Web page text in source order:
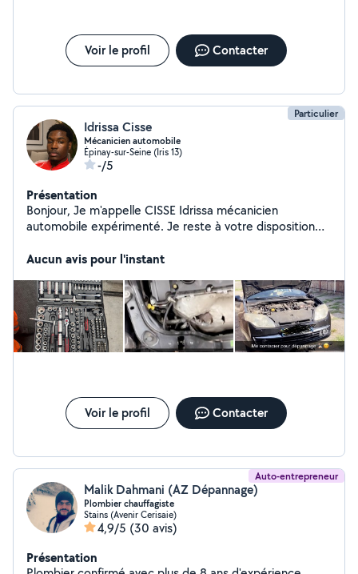
Voir le profil Contacter
Particulier
Idrissa Cisse
Mécanicien automobile
Épinay-sur-Seine (Iris 13)
-/5
Présentation
Bonjour, Je m'appelle CISSE Idrissa mécanicien
automobile expérimenté. Je reste à votre disposition
contacter
Aucun avis pour l'instant
Voir le profil Contacter
Auto-entrepreneur
Malik Dahmani (AZ Dépannage)
Plombier chauffagiste
Stains (Avenir Cerisaie)
4,9/5 (30 avis)
Présentation